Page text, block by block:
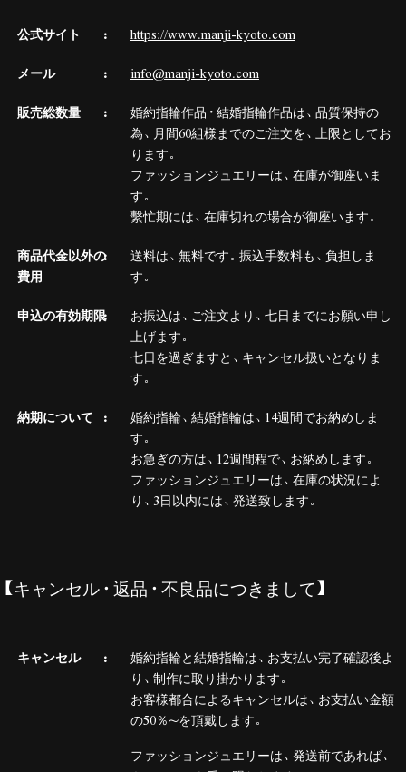
公式サイト https://www.manji-kyoto.com
メール info@manji-kyoto.com
販売総数量
婚約指輪作品・結婚指輪作品は、品質保持の
為、月間60組様までのご注文を、上限としてお
ります。
ファッションジュエリーは、在庫が御座いま
す。
繫忙期には、在庫切れの場合が御座います。
商品代金以外の
費用
送料は、無料です。振込手数料も、負担しま
す。
申込の有効期限
お振込は、ご注文より、七日までにお願い申し
上げます。
七日を過ぎますと、キャンセル扱いとなりま
す。
納期について
婚約指輪、結婚指輪は、14週間でお納めしま
す。
お急ぎの方は、12週間程で、お納めします。
ファッションジュエリーは、在庫の状況によ
り、3日以内には、発送致します。
【キャンセル・返品・不良品につきまして】
キャンセル
婚約指輪と結婚指輪は、お支払い完了確認後よ
り、制作に取り掛かります。
お客様都合によるキャンセルは、お支払い金額
の50％～を頂戴します。
ファッションジュエリーは、発送前であれば、